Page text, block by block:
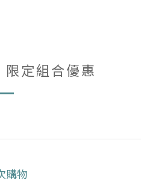
限定組合優惠
購物